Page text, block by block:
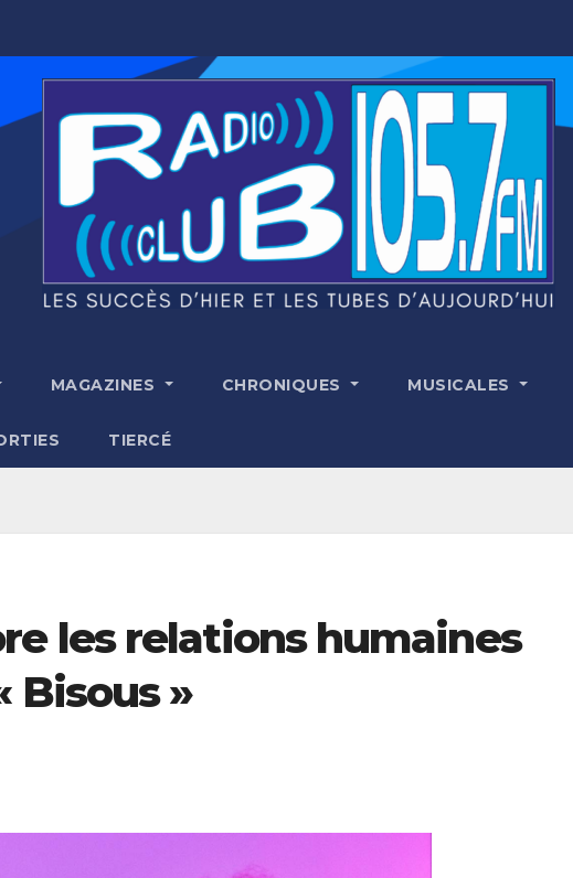
MAGAZINES CHRONIQUES MUSICALES
TIERCÉ
les relations humaines
Bisous »